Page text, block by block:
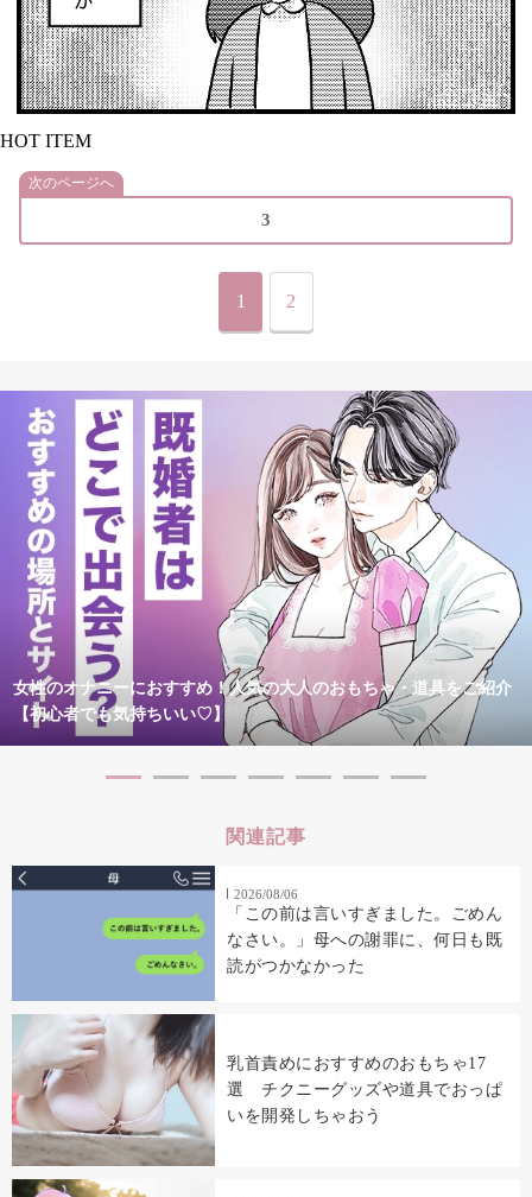
HOT ITEM
次のページへ
3
1 2
女性のオナニーにおすすめ！人気の大人のおもちゃ・道具をご紹介
【初心者でも気持ちいい♡】
関連記事
2026/08/06
「この前は言いすぎました。ごめん
なさい。」母への謝罪に、何日も既
読がつかなかった
乳首責めにおすすめのおもちゃ17
選 チクニーグッズや道具でおっぱ
いを開発しちゃおう